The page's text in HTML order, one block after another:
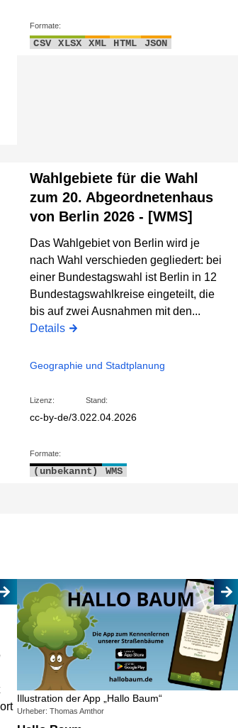
Formate:
CSV XLSX XML HTML JSON
Wahlgebiete für die Wahl
zum 20. Abgeordnetenhaus
von Berlin 2026 - [WMS]
Das Wahlgebiet von Berlin wird je
nach Wahl verschieden gegliedert: bei
einer Bundestagswahl ist Berlin in 12
Bundestagswahlkreise eingeteilt, die
bis auf zwei Ausnahmen mit den...
Details
Geographie und Stadtplanung
Lizenz:
cc-by-de/3.0
Stand:
22.04.2026
Formate:
(unbekannt) WMS
Illustration der App „Hallo Baum“
Urheber: Thomas Amthor